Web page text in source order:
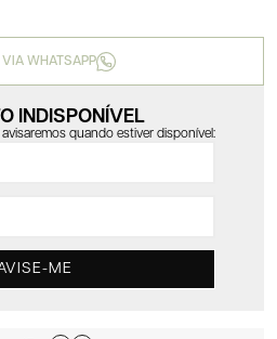
VIA WHATSAPP
INDISPONÍVEL
quando estiver disponível:
ME